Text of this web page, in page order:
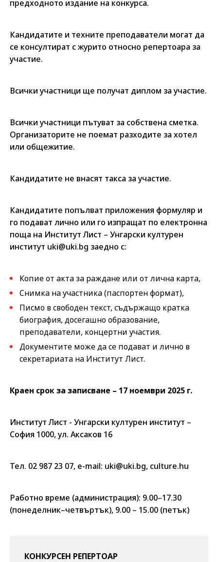
предходното издание на конкурса.
Кандидатите и техните преподаватели могат да
се консултират с журито относно репертоара за
участие.
Всички участници ще получат диплом за участие.
Всички участници пътуват за собствена сметка.
Организаторите не поемат разходите за хотел
или общежитие.
Кандидатите не внасят такса за участие.
Кандидатите попълват приложения формуляр и
го подават лично или го изпращат по електронна
поща на Институт Лист – Унгарски културен
институт uki@uki.bg заедно с:
Копие от акта за раждане или от лична карта,
Снимка на участника (паспортен формат),
Писмо в свободен текст, съдържащо кратка
биография, досегашно образование,
преподаватели, концертни участия.
Документите може да се подават и лично в
секретариата на Институт Лист.
Краен срок за записване – 17 ноември 2025 г.
Институт Лист - Унгарски културен институт –
София 1000, ул. Аксаков 16
Тел. 02 987 23 07, e-mail: uki@uki.bg, culture.hu
Работно време (администрация): 9.00–17.30
(понеделник–четвъртък), 9.00 – 15.00 (петък)
КОНКУРСЕН РЕПЕРТОАР